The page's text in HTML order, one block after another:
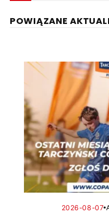
POWIĄZANE
2026-08-07